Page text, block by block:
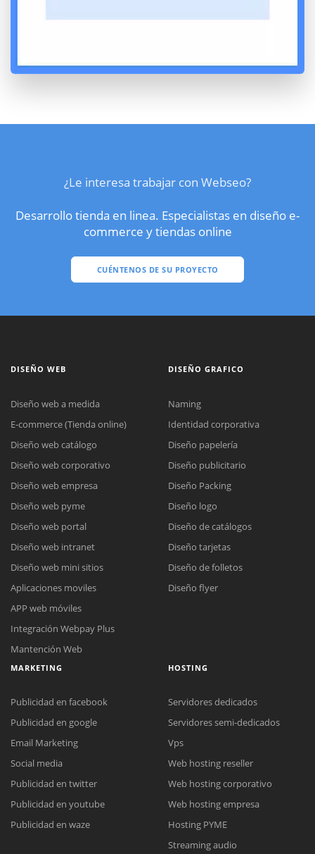
¿Le interesa trabajar con Webseo?
Desarrollo tienda en linea. Especialistas en diseño e-
commerce y tiendas online
CUÉNTENOS DE SU PROYECTO
Reunión online
Meet para la reunión online.
Cotización
Chat Online
Todos nuestros ejecutivos están fuera de línea. Complete el formulario
DISEÑO WEB
Diseño web a medida
E-commerce (Tienda online)
Diseño web catálogo
Diseño web corporativo
Diseño web empresa
Diseño web pyme
Diseño web portal
Diseño web intranet
Diseño web mini sitios
Aplicaciones moviles
APP web móviles
Integración Webpay Plus
Mantención Web
DISEÑO GRAFICO
Naming
Identidad corporativa
Diseño papelería
Diseño publicitario
Diseño Packing
Diseño logo
Diseño de catálogos
Diseño tarjetas
Diseño de folletos
Diseño flyer
MARKETING
Publicidad en facebook
Publicidad en google
Email Marketing
Social media
Publicidad en twitter
Publicidad en youtube
Publicidad en waze
HOSTING
Servidores dedicados
Servidores semi-dedicados
Vps
Web hosting reseller
Web hosting corporativo
Web hosting empresa
Hosting PYME
Streaming audio